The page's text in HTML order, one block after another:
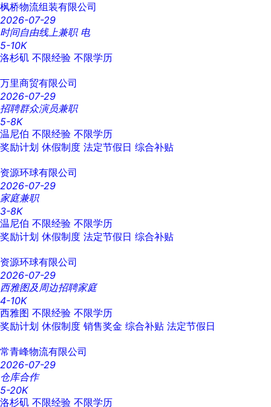
枫桥物流组装有限公司
2026-07-29
时间自由线上兼职 电
5-10K
洛杉矶 不限经验 不限学历
万里商贸有限公司
2026-07-29
招聘群众演员兼职
5-8K
温尼伯 不限经验 不限学历
奖励计划 休假制度 法定节假日 综合补贴
资源环球有限公司
2026-07-29
家庭兼职
3-8K
温尼伯 不限经验 不限学历
奖励计划 休假制度 法定节假日 综合补贴
资源环球有限公司
2026-07-29
西雅图及周边招聘家庭
4-10K
西雅图 不限经验 不限学历
奖励计划 休假制度 销售奖金 综合补贴 法定节假日
常青峰物流有限公司
2026-07-29
仓库合作
5-20K
洛杉矶 不限经验 不限学历